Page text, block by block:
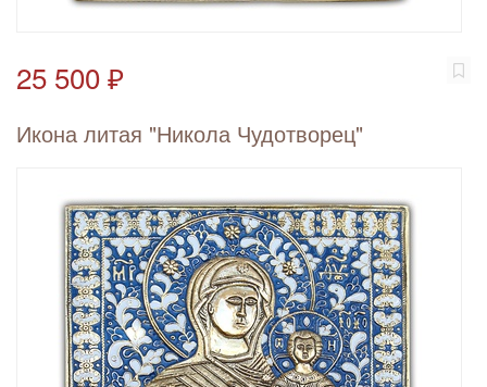
25 500 ₽
Икона литая "Никола Чудотворец"